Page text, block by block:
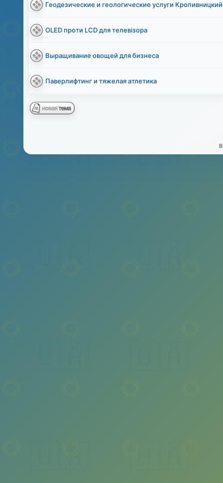
Геодезические и геологические услуги Кропивницкий
OLED проти LCD для телевізора
Выращивание овощей для бизнеса
Паверлифтинг и тяжелая атлетика